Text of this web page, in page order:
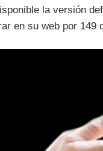
la versión
en su web por 149